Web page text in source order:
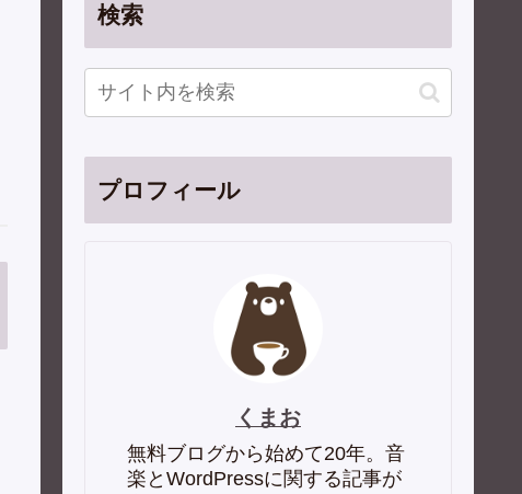
検索
プロフィール
くまお
無料ブログから始めて20年。音
楽とWordPressに関する記事が